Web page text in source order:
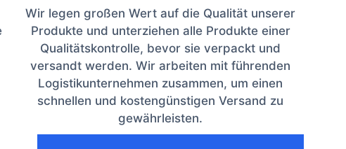
Wir legen großen Wert auf die Qualität unserer
Produkte und unterziehen alle Produkte einer
Qualitätskontrolle, bevor sie verpackt und
versandt werden. Wir arbeiten mit führenden
Logistikunternehmen zusammen, um einen
schnellen und kostengünstigen Versand zu
gewährleisten.